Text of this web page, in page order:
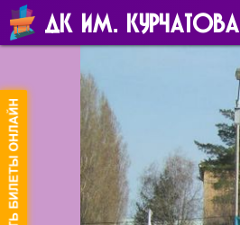
ДК ИМ. КУРЧАТОВА